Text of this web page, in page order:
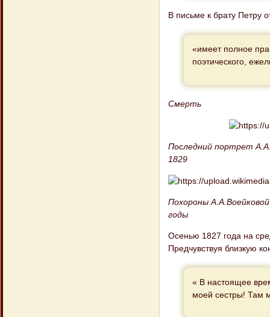
В письме к брату Петру
«имеет полное
поэтического,
Смерть
Последний портрет
1829
Похороны
годы
Осенью 1827 года на
Предчувствуя близкую
« В настоящее
моей сестры! Там